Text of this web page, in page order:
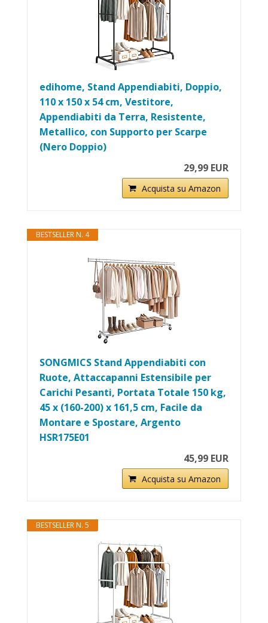
edihome, Stand Appendiabiti, Doppio,
110 x 150 x 54 cm, Vestitore,
Appendiabiti da Terra, Resistente,
Metallico, con Supporto per Scarpe
(Nero Doppio)
29,99 EUR
Acquista su Amazon
BESTSELLER N. 4
SONGMICS Stand Appendiabiti con
Ruote, Attaccapanni Estensibile per
Carichi Pesanti, Portata Totale 150 kg,
45 x (160-200) x 161,5 cm, Facile da
Montare e Spostare, Argento
HSR175E01
45,99 EUR
Acquista su Amazon
BESTSELLER N. 5